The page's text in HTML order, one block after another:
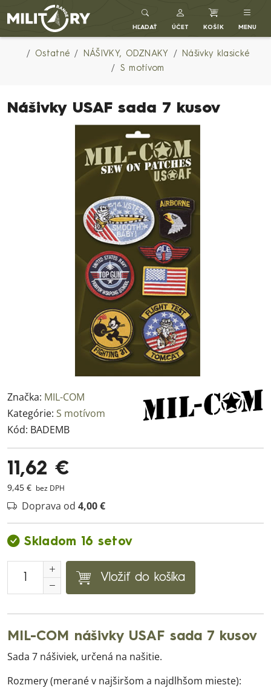
Army shop MILITARY RANGE SK
HĽADAŤ ÚČET KOŠÍK MENU
Ostatné NÁŠIVKY, ODZNAKY
Nášivky klasické
S motívom
Nášivky USAF sada 7 kusov
Značka: MIL-COM
Kategórie: S motívom
Kód: BADEMB
11,62 €
9,45 € bez DPH
Doprava od 4,00 €
Skladom 16 setov
Vložiť do košíka
MIL-COM nášivky USAF sada 7 kusov
Sada 7 nášiviek, určená na našitie.
Rozmery (merané v najširšom a najdlhšom mieste):